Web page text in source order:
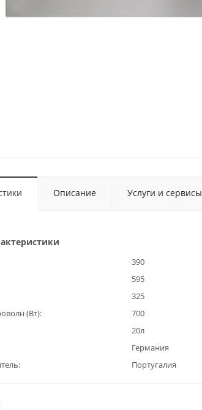
Описание Услуги и сервисы
390
595
325
(Вт)
700
20л
Германия
Португалия